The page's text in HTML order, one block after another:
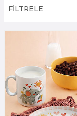
FİLTRELE